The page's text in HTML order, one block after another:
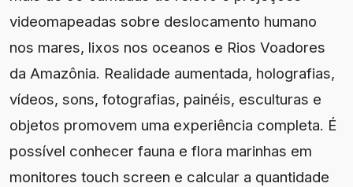
videomapeadas sobre deslocamento humano
nos mares, lixos nos oceanos e Rios Voadores
da Amazônia. Realidade aumentada, holografias,
vídeos, sons, fotografias, painéis, esculturas e
objetos promovem uma experiência completa. É
possível conhecer fauna e flora marinhas em
monitores touch screen e calcular a quantidade